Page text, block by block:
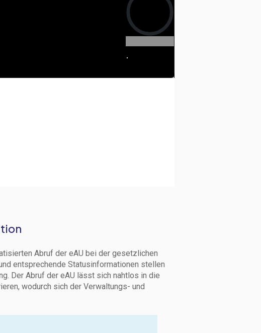
Abruf der eAU bei der gesetzlichen
entsprechende Statusinformationen stellen
Der Abruf der eAU lässt sich nahtlos in die
wodurch sich der Verwaltungs- und